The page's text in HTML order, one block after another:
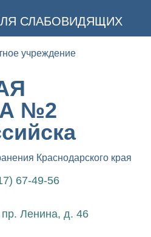
СЛАБОВИДЯЩИХ
учреждение
№2
Краснодарского края
67-49-56
пр. Ленина, д. 46